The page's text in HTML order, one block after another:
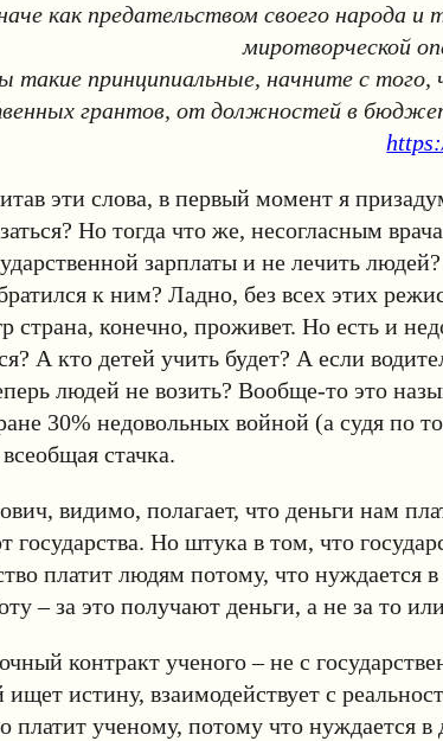
как предательством своего народа и
миротворческой
такие принципиальные, начните с
грантов, от должностей в
эти слова, в первый момент я
Но тогда что же, несогласным
зарплаты и не лечить
к ним? Ладно, без всех этих
страна, конечно, проживет. Но есть и
А кто детей учить будет? А если
людей не возить? Вообще-то это
30% недовольных войной (а судя по
стачка.
видимо, полагает, что деньги нам
государства. Но штука в том, что
платит людям потому, что нуждается
– за это получают деньги, а не за то
контракт ученого – не с
истину, взаимодействует с
платит ученому, потому что нуждается в